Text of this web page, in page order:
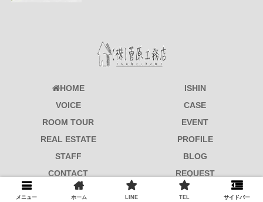
HOME
ISHIN
VOICE
CASE
ROOM TOUR
EVENT
REAL ESTATE
PROFILE
STAFF
BLOG
CONTACT
REQUEST
© 2017-2026 菅原工務店.
メニュー ホーム LINE TEL サイドバー